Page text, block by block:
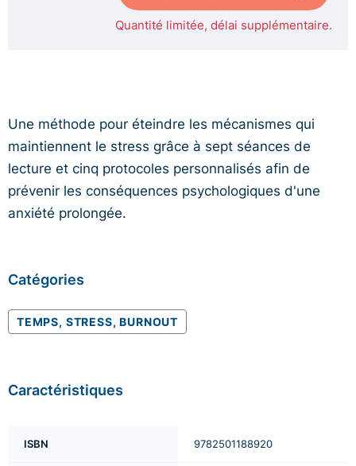
Quantité limitée, délai supplémentaire.
Une méthode pour éteindre les mécanismes qui
maintiennent le stress grâce à sept séances de
lecture et cinq protocoles personnalisés afin de
prévenir les conséquences psychologiques d'une
anxiété prolongée.
Catégories
TEMPS, STRESS, BURNOUT
Caractéristiques
ISBN 9782501188920